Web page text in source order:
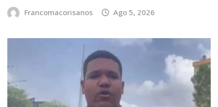
Francomacorisanos Ago 5, 2026